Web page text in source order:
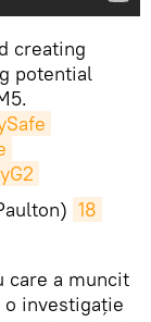
creating
potential
18
care a muncit
o investigație